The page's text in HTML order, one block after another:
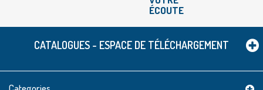
ÉCOUTE
CATALOGUES - ESPACE DE TÉLÉCHARGEMENT